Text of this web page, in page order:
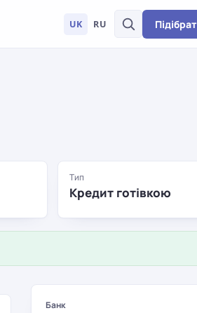
UK RU
Тип
Кредит готівкою
Банк